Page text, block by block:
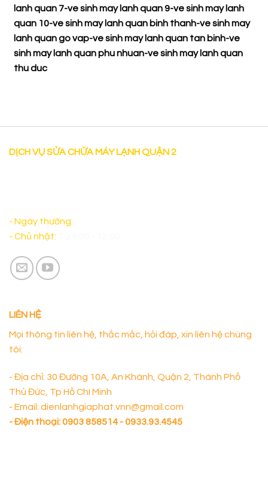
lanh quan 7-ve sinh may lanh quan 9-ve sinh may lanh
quan 10-ve sinh may lanh quan binh thanh-ve sinh may
lanh quan go vap-ve sinh may lanh quan tan binh-ve
sinh may lanh quan phu nhuan-ve sinh may lanh quan
thu duc
DỊCH VỤ SỬA CHỮA MÁY LẠNH QUẬN 2
- Ngày thường:
- Chủ nhật:
LIÊN HỆ
Mọi thông tin liên hệ, thắc mắc, hỏi đáp, xin liên hệ chúng
tôi:
- Địa chỉ: 30 Đường 10A, An Khánh, Quận 2, Thành Phố
Thủ Đức, Tp Hồ Chí Minh
- Email: dienlanhgiaphat.vnn@gmail.com
- Điện thoại:0903 858514 - 0933.93.4545